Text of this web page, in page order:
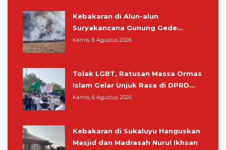
Kebakaran di Alun-alun
Suryakancana Gunung Gede
Pangrango, Relawan dan Warga
Kamis, 6 Agustus 2026
Tolak LGBT, Ratusan Massa Ormas
Islam Gelar Unjuk Rasa di DPRD
Cianjur
Kamis, 6 Agustus 2026
Kebakaran di Sukaluyu Hanguskan
Masjid dan Madrasah Nurul Ikhsan